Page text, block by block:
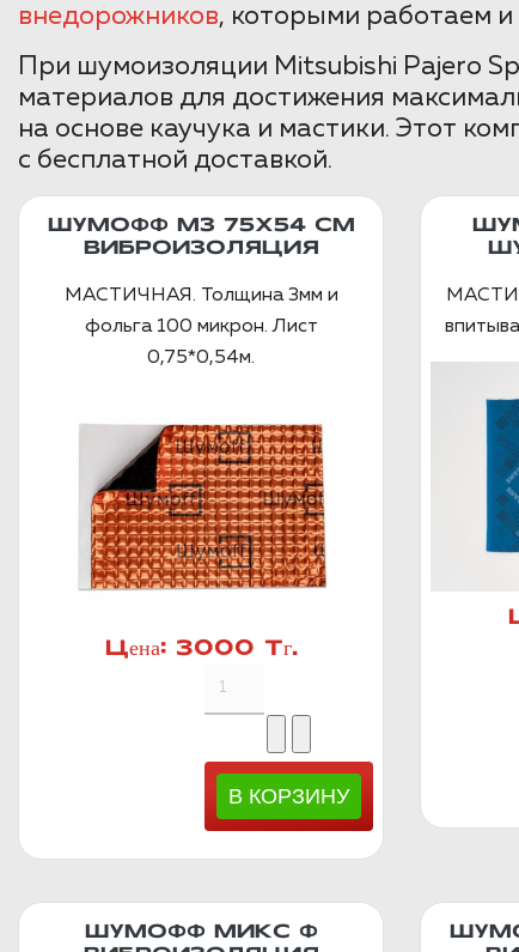
внедорожников, которыми работаем и
При шумоизоляции Mitsubishi Pajero
материалов для достижения
на основе каучука и мастики. Этот
с бесплатной доставкой.
ШУМОФФ М3 75Х54 СМ
ВИБРОИЗОЛЯЦИЯ
МАСТИЧНАЯ. Толщина 3мм и
фольга 100 микрон. Лист
0,75*0,54м.
Цена: 3000 Тг.
ШУМОФФ МИКС Ф